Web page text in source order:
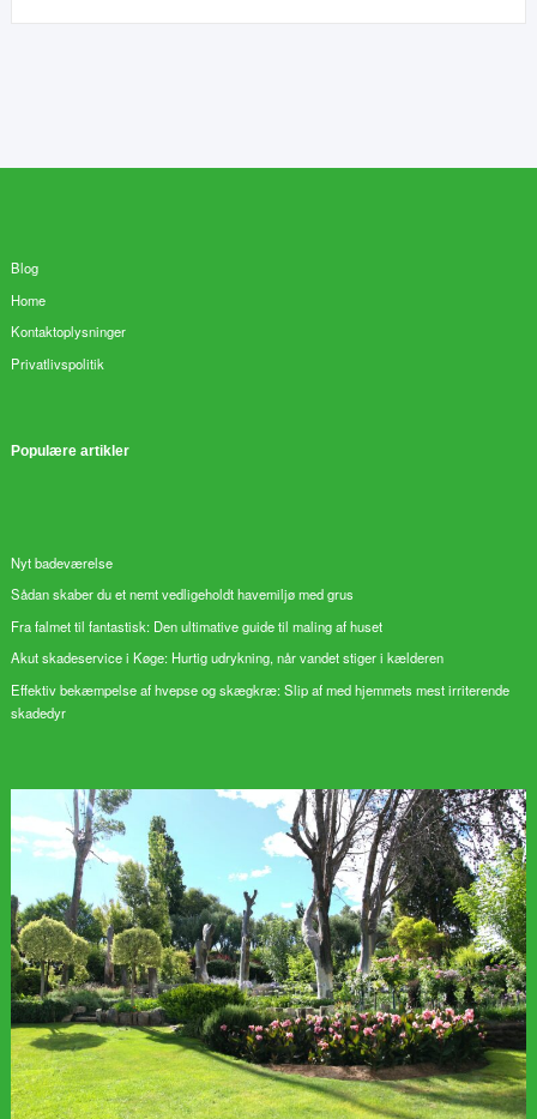
Blog
Home
Kontaktoplysninger
Privatlivspolitik
Populære artikler
Nyt badeværelse
Sådan skaber du et nemt vedligeholdt havemiljø med grus
Fra falmet til fantastisk: Den ultimative guide til maling af huset
Akut skadeservice i Køge: Hurtig udrykning, når vandet stiger i kælderen
Effektiv bekæmpelse af hvepse og skægkræ: Slip af med hjemmets mest irriterende
skadedyr